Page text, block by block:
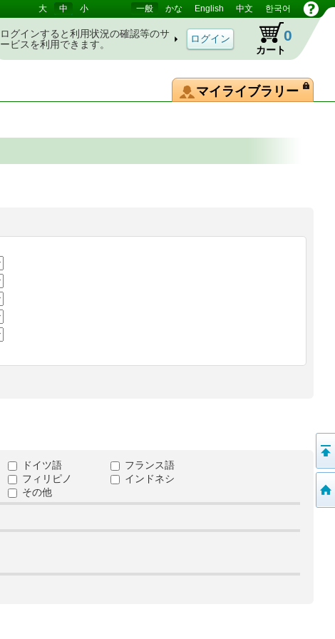
大 中 小 一般 かな English 中文 한국어
ログインすると利用状況の確認等のサ
ービスを利用できます。
カート
0
マイライブラリー
ドイツ語
フランス語
フィリピノ
インドネシ
その他